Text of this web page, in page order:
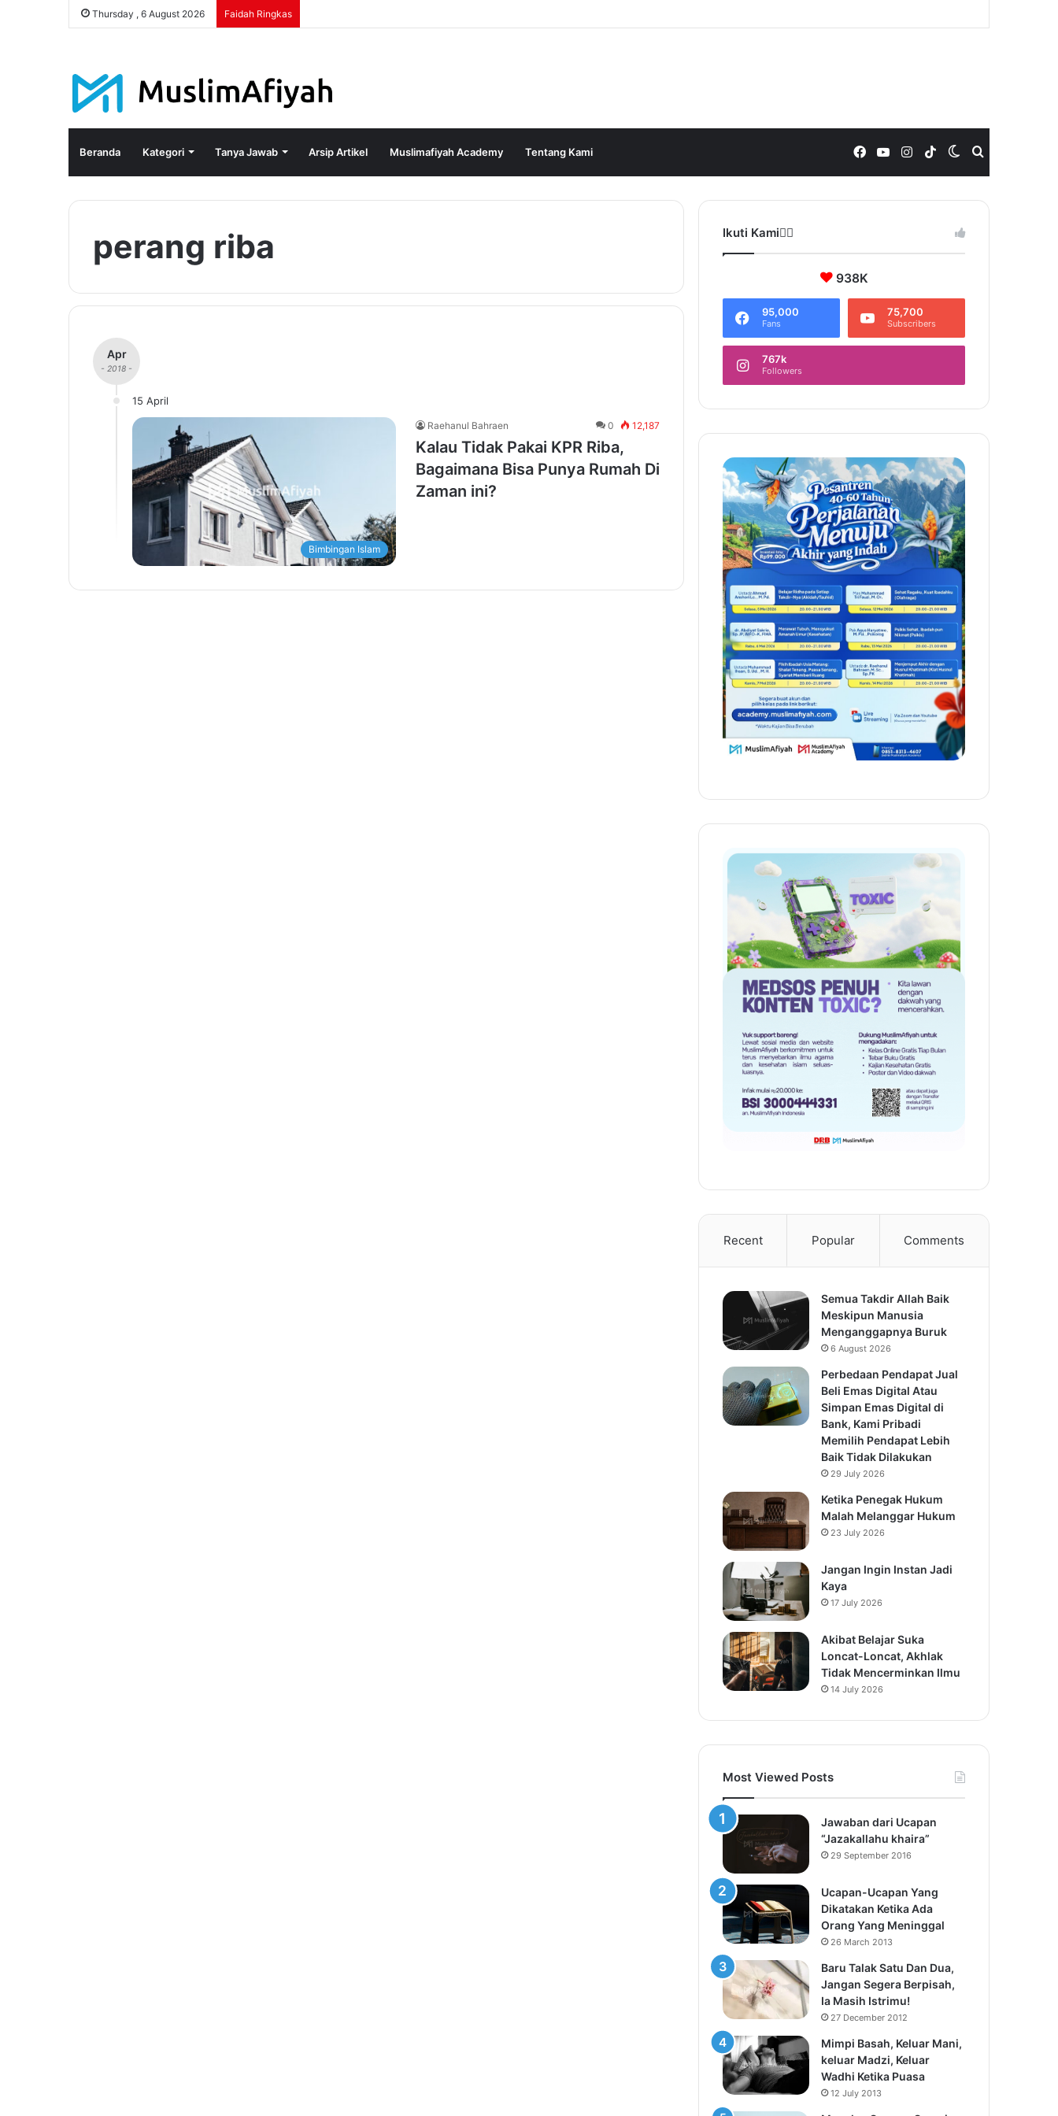
Thursday , 6 August 2026 Faidah Ringkas
Beranda Kategori Tanya Jawab Arsip Artikel Muslimafiyah Academy Tentang Kami Switch
skin
TikTok
Instagram
YouTube
Facebook
perang riba
Apr
- 2018 -
15 April
Bimbingan Islam
Raehanul Bahraen 0 12,187
Kalau Tidak Pakai KPR Riba,
Bagaimana Bisa Punya Rumah Di
Zaman ini?
Ikuti Kami❤️‍🔥
938K
95,000
Fans
75,700
Subscribers
767k
Followers
Recent Popular Comments
Semua Takdir Allah Baik
Meskipun Manusia
Menganggapnya Buruk
6 August 2026
Perbedaan Pendapat Jual
Beli Emas Digital Atau
Simpan Emas Digital di
Bank, Kami Pribadi
Memilih Pendapat Lebih
Baik Tidak Dilakukan
29 July 2026
Ketika Penegak Hukum
Malah Melanggar Hukum
23 July 2026
Jangan Ingin Instan Jadi
Kaya
17 July 2026
Akibat Belajar Suka
Loncat-Loncat, Akhlak
Tidak Mencerminkan Ilmu
14 July 2026
Most Viewed Posts
Jawaban dari Ucapan
“Jazakallahu khaira”
29 September 2016
Ucapan-Ucapan Yang
Dikatakan Ketika Ada
Orang Yang Meninggal
26 March 2013
Baru Talak Satu Dan Dua,
Jangan Segera Berpisah,
Ia Masih Istrimu!
27 December 2012
Mimpi Basah, Keluar Mani,
keluar Madzi, Keluar
Wadhi Ketika Puasa
12 July 2013